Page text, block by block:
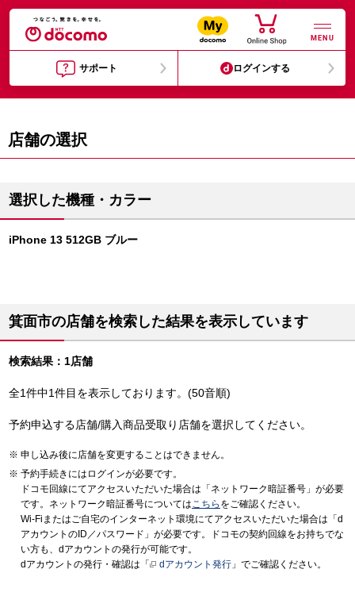
MENU
サポート ログインする
店舗の選択
選択した機種・カラー
iPhone 13 512GB ブルー
箕面市の店舗を検索した結果を表示しています
検索結果：1店舗
全1件中1件目を表示しております。(50音順)
予約申込する店舗/購入商品受取り店舗を選択してください。
申し込み後に店舗を変更することはできません。
予約手続きにはログインが必要です。
ドコモ回線にてアクセスいただいた場合は「ネットワーク暗証番号」が必要
です。ネットワーク暗証番号についてはこちら をご確認ください。
Wi-Fiまたはご自宅のインターネット環境にてアクセスいただいた場合は「d
アカウントのID／パスワード」が必要です。ドコモの契約回線をお持ちでな
い方も、dアカウントの発行が可能です。
dアカウントの発行・確認は「
dアカウント発行 」でご確認ください。